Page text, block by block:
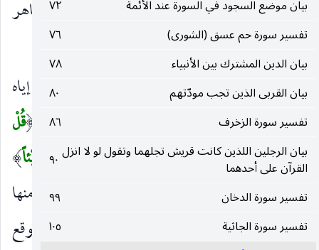
بيان موضع السجود في السورة عند الأئمة
٧٢
تفسير سورة حم عسق (الشورى)
٧٦
بيان الدين المشترك بين الأنبياء
٧٨
بيان القربى الذين تجب مودّتهم
٨٠
تفسير سورة الزخرف
٨٦
بيان الرجلين اللذين كانت قريش تجلهما وتقول لو لا انزل
القرآن على أحدهما
٩٠
تفسير سورة الدخان
٩٩
تفسير سورة الجاثية
١٠٥
جاءهم من غير نظر وتأمل.(هذا سِحْرٌ مُبِينٌ)
ظاهر
بطلانه.
(أَمْ يَقُولُونَ افْتَراهُ)إضراب عن ذكر تسميتهم إياه
سحرا إلى ذكر ما هو أشنع منه وإنكار له وتعجيب.
(قُلْ
إِنِ افْتَرَيْتُهُ)على الفرض.(فَلا تَمْلِكُونَ لِي مِنَ اللهِ شَيْئاً)
أي إن عاجلني الله بالعقوبة فلا تقدرون على دفع شيء منها
فكيف أجترئ عليه وأعرض نفسي للعقاب من غير توقع